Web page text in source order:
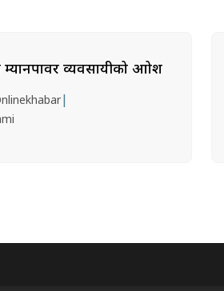
व्यवसायीको आक्रोश
|